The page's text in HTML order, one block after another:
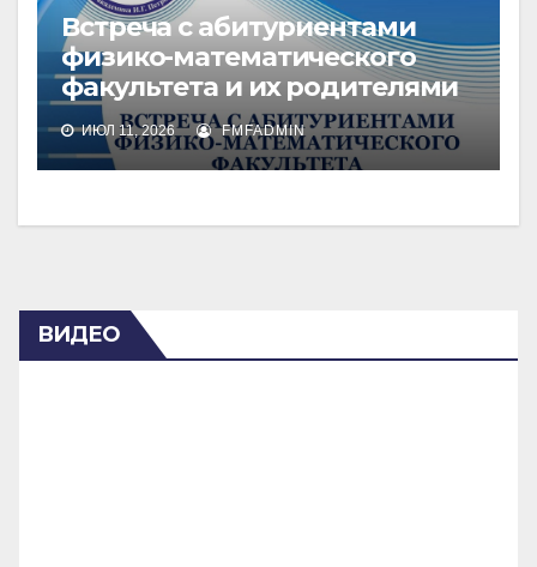
Встреча с абитуриентами
физико-математического
факультета и их родителями
ИЮЛ 11, 2026 FMFADMIN
ВИДЕО